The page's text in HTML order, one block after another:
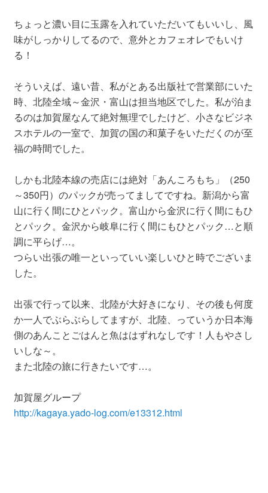
ちょっと濃い目に玉露を入れていただいてもいいし、風
味がしっかりしてるので、意外とカフェオレでもいけ
る！
そういえば、遠い昔、私がとある出版社で営業部にいた
時、北陸全域～金沢・富山は担当地区でした。私が泊ま
るのは加賀屋なんて絶対無理でしたけど、小さなビジネ
スホテルの一室で、加賀の国の和菓子をいただくのが至
福の時間でした。
しかも北陸本線の売店には絶対「あんころもち」（250
～350円）のパックが売ってましてですね。新潟から富
山に行く間にひとパック。富山から金沢に行く間にもひ
とパック。金沢から岐阜に行く間にもひとパック…と順
調に平らげ…。
つらい出張の唯一といっていい楽しいひと時でございま
した。
出張で行って以来、北陸が大好きになり、その後も何度
か一人でぶらぶらしてますが、北陸、っていうか日本海
側のあんことごはんと魚ははずれなしです！人もやさし
いしな～。
また北陸の旅に行きたいです…。
加賀屋グループ
http://kagaya.yado-log.com/e13312.html